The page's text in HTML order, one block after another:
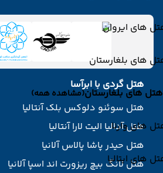
های ایروان
های بلغارستان
هتل های بلغارستان(مشاهده همه)
های وارنا
های ایتالیا
هتل گردی با ابرآسا
هتل سوئنو دلوکس بلک آنتالیا
هتل آدالیا الیت لارا آنتالیا
هتل حیدر پاشا پالاس آلانیا
هتل لانگ بیچ ریزورت اند اسپا آلانیا